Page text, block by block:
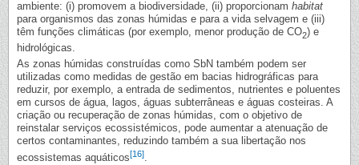
ambiente: (i) promovem a biodiversidade, (ii) proporcionam habitat
para organismos das zonas húmidas e para a vida selvagem e (iii)
têm funções climáticas (por exemplo, menor produção de CO2) e
hidrológicas.
As zonas húmidas construídas como SbN também podem ser
utilizadas como medidas de gestão em bacias hidrográficas para
reduzir, por exemplo, a entrada de sedimentos, nutrientes e poluentes
em cursos de água, lagos, águas subterrâneas e águas costeiras. A
criação ou recuperação de zonas húmidas, com o objetivo de
reinstalar serviços ecossistémicos, pode aumentar a atenuação de
certos contaminantes, reduzindo também a sua libertação nos
ecossistemas aquáticos[16].